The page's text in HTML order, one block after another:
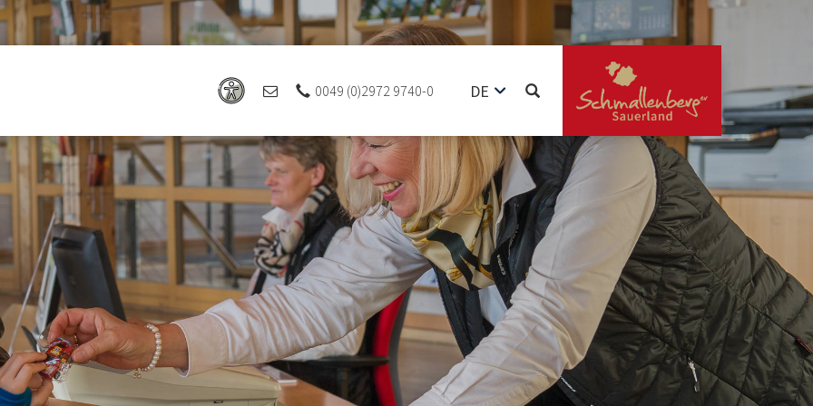
0049 (0)2972 9740-0
DE
NL